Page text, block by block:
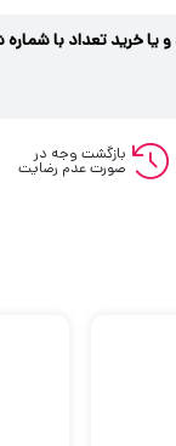
یا خرید تعداد با
بازگشت وجه در
صورت عدم رضایت